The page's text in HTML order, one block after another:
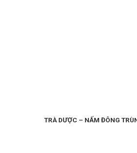
TRÀ DƯỢC – NẤM ĐÔNG